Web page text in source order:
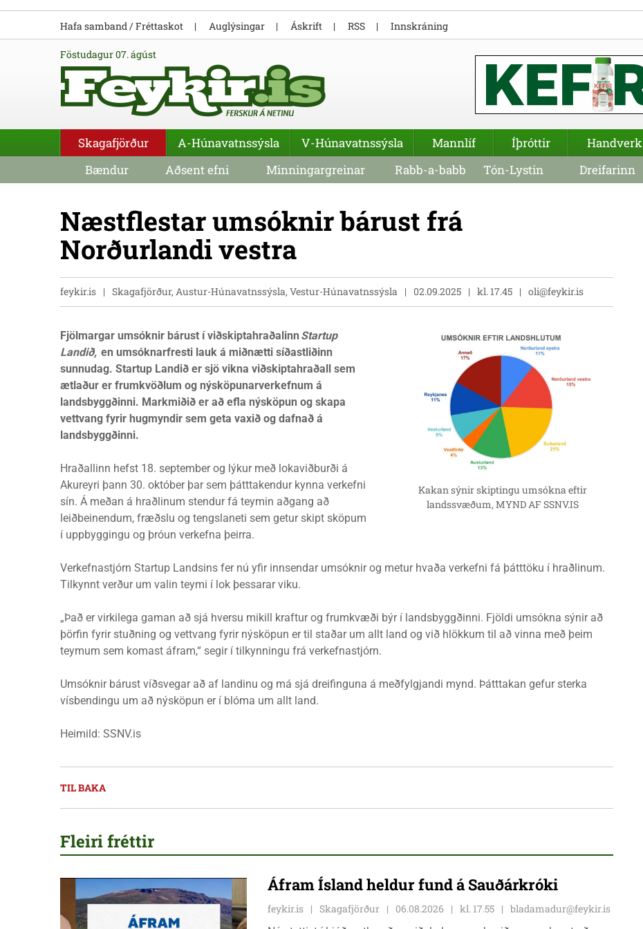
föstudagur 07. ágúst
Næstflestar umsóknir bárust frá
Norðurlandi vestra
feykir.is Skagafjörður, Austur-Húnavatnssýsla, Vestur-Húnavatnssýsla 02.09.2025 kl. 17.45 oli@feykir.is
Kakan sýnir skiptingu umsókna eftir
landssvæðum, MYND AF SSNV.IS
Fjölmargar umsóknir bárust í viðskiptahraðalinn Startup
Landið, en umsóknarfresti lauk á miðnætti síðastliðinn
sunnudag. Startup Landið er sjö vikna viðskiptahraðall sem
ætlaður er frumkvöðlum og nýsköpunarverkefnum á
landsbyggðinni. Markmiðið er að efla nýsköpun og skapa
vettvang fyrir hugmyndir sem geta vaxið og dafnað á
landsbyggðinni.
Hraðallinn hefst 18. september og lýkur með lokaviðburði á
Akureyri þann 30. október þar sem þátttakendur kynna verkefni
sín. Á meðan á hraðlinum stendur fá teymin aðgang að
leiðbeinendum, fræðslu og tengslaneti sem getur skipt sköpum
í uppbyggingu og þróun verkefna þeirra.
Verkefnastjórn Startup Landsins fer nú yfir innsendar umsóknir og metur hvaða verkefni fá þátttöku í hraðlinum.
Tilkynnt verður um valin teymi í lok þessarar viku.
„Það er virkilega gaman að sjá hversu mikill kraftur og frumkvæði býr í landsbyggðinni. Fjöldi umsókna sýnir að
þörfin fyrir stuðning og vettvang fyrir nýsköpun er til staðar um allt land og við hlökkum til að vinna með þeim
teymum sem komast áfram,“ segir í tilkynningu frá verkefnastjórn.
Umsóknir bárust víðsvegar að af landinu og má sjá dreifinguna á meðfylgjandi mynd. Þátttakan gefur sterka
vísbendingu um að nýsköpun er í blóma um allt land.
Heimild: SSNV.is
TIL BAKA
Fleiri fréttir
Áfram Ísland heldur fund á Sauðárkróki
feykir.is Skagafjörður 06.08.2026 kl. 17.55
bladamadur@feykir.is
Hafa samband / Fréttaskot Auglýsingar Áskrift RSS Innskráning
Skagafjörður A-Húnavatnssýsla V-Húnavatnssýsla Mannlíf Íþróttir Handverk
Bændur
Aðsent efni Minningargreinar Rabb-a-babb Tón-Lystin Dreifarinn